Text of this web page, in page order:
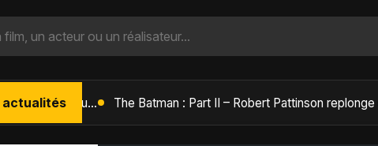
actualités L'Âge de Glace : Le Réveil du Volcan – Manny, Sid et Diego de retour pour une aventure explosive